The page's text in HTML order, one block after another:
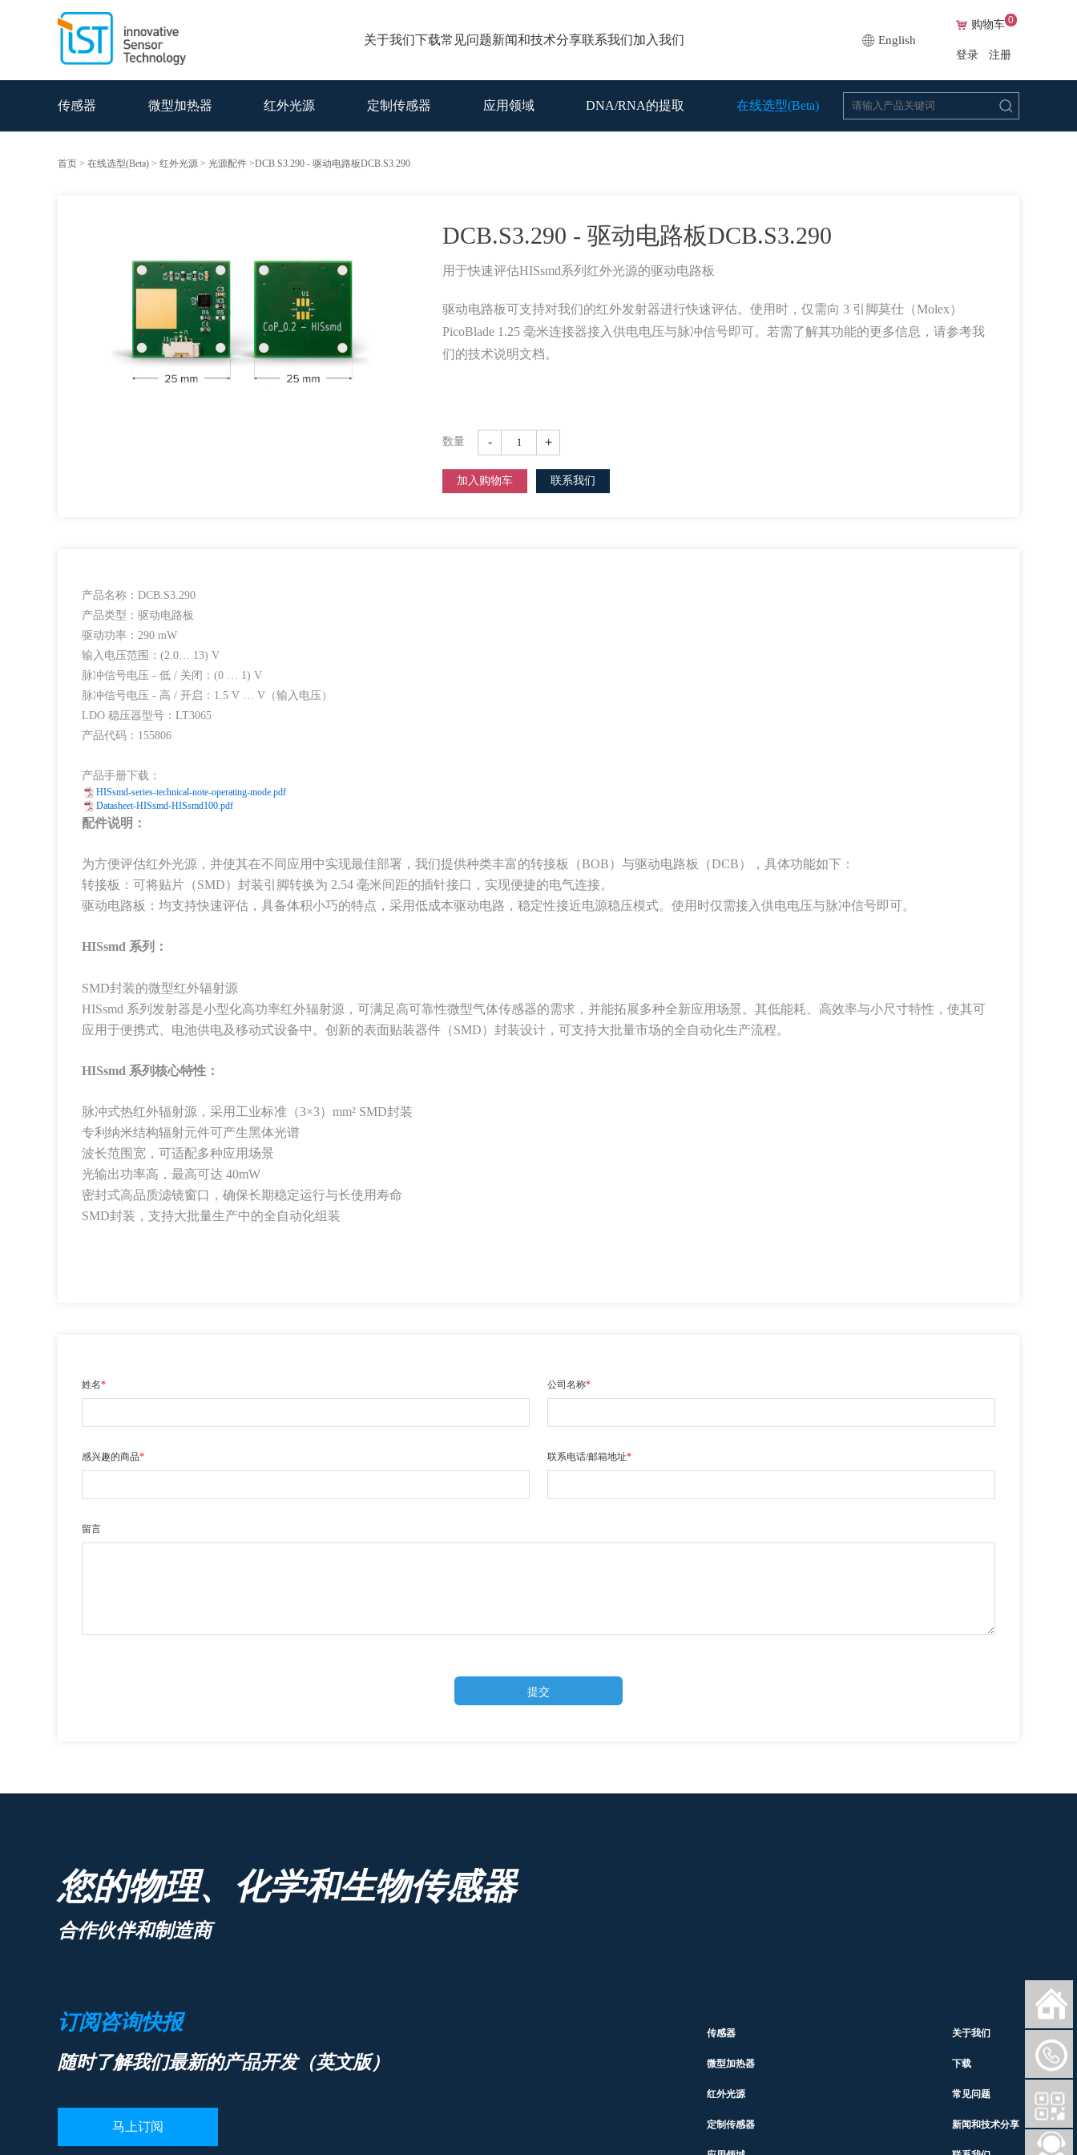
关于我们下载常见问题新闻和技术分享联系我们加入我们 English
购物车 0
登录 注册
传感器 微型加热器 红外光源 定制传感器 应用领域 DNA/RNA的提取 在线选型(Beta)
首页 > 在线选型(Beta) > 红外光源 > 光源配件 >DCB.S3.290 - 驱动电路板DCB.S3.290
DCB.S3.290 - 驱动电路板DCB.S3.290
用于快速评估HISsmd系列红外光源的驱动电路板
驱动电路板可支持对我们的红外发射器进行快速评估。使用时，仅需向 3 引脚莫仕（Molex）
PicoBlade 1.25 毫米连接器接入供电电压与脉冲信号即可。若需了解其功能的更多信息，请参考我
们的技术说明文档。
数量 - +
加入购物车 联系我们
产品名称：DCB.S3.290
产品类型：驱动电路板
驱动功率：290 mW
输入电压范围：(2.0… 13) V
脉冲信号电压 - 低 / 关闭：(0 … 1) V
脉冲信号电压 - 高 / 开启：1.5 V … V（输入电压）
LDO 稳压器型号：LT3065
产品代码：155806
产品手册下载：
HISsmd-series-technical-note-operating-mode.pdf
Datasheet-HISsmd-HISsmd100.pdf
配件说明：
为方便评估红外光源，并使其在不同应用中实现最佳部署，我们提供种类丰富的转接板（BOB）与驱动电路板（DCB），具体功能如下：
转接板：可将贴片（SMD）封装引脚转换为 2.54 毫米间距的插针接口，实现便捷的电气连接。
驱动电路板：均支持快速评估，具备体积小巧的特点，采用低成本驱动电路，稳定性接近电源稳压模式。使用时仅需接入供电电压与脉冲信号即可。
HISsmd 系列：
SMD封装的微型红外辐射源
HISsmd 系列发射器是小型化高功率红外辐射源，可满足高可靠性微型气体传感器的需求，并能拓展多种全新应用场景。其低能耗、高效率与小尺寸特性，使其可
应用于便携式、电池供电及移动式设备中。创新的表面贴装器件（SMD）封装设计，可支持大批量市场的全自动化生产流程。
HISsmd 系列核心特性：
脉冲式热红外辐射源，采用工业标准（3×3）mm² SMD封装
专利纳米结构辐射元件可产生黑体光谱
波长范围宽，可适配多种应用场景
光输出功率高，最高可达 40mW
密封式高品质滤镜窗口，确保长期稳定运行与长使用寿命
SMD封装，支持大批量生产中的全自动化组装
姓名* 公司名称*
感兴趣的商品* 联系电话/邮箱地址*
留言
提交
您的物理、化学和生物传感器
合作伙伴和制造商
订阅咨询快报
随时了解我们最新的产品开发（英文版）
马上订阅
传感器
微型加热器
红外光源
定制传感器
关于我们
下载
常见问题
新闻和技术分享